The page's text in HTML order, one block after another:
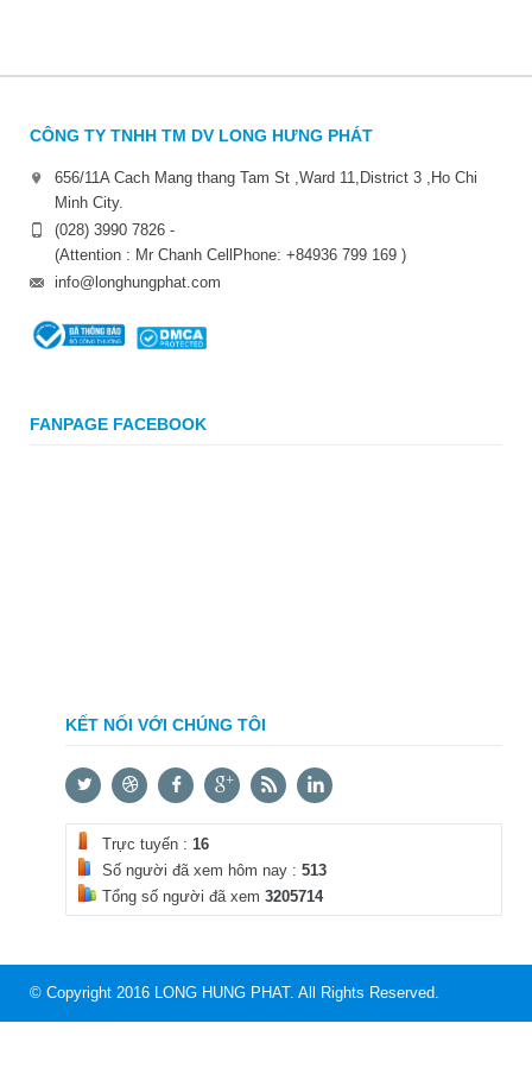
CÔNG TY TNHH TM DV LONG HƯNG PHÁT
656/11A Cach Mang thang Tam St ,Ward 11,District 3 ,Ho Chi
Minh City.
(028) 3990 7826 -
(Attention : Mr Chanh CellPhone: +84936 799 169 )
info@longhungphat.com
FANPAGE FACEBOOK
KẾT NỐI VỚI CHÚNG TÔI
Trực tuyến : 16
Số người đã xem hôm nay : 513
Tổng số người đã xem 3205714
© Copyright 2016 LONG HUNG PHAT. All Rights Reserved.